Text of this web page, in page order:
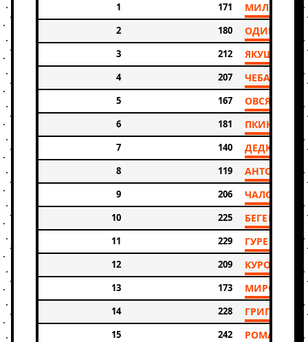
1 171
2 180 ОДИНЦОВ
3 212 ЯКУШЕВ
4 207 ЧЕБАНОВ
5 167
6 181 ПКИН
7 140 ДЕДКОВ
8 119 АНТОНЮК
9 206 ЧАЛОВ
10 225 БЕГЕМОТОВ
11 229 ГУРЕВИЧ
12 209 КУРОЧКИН
13 173 МИРОНОВ
14 228
15 242 РОМАНОВ